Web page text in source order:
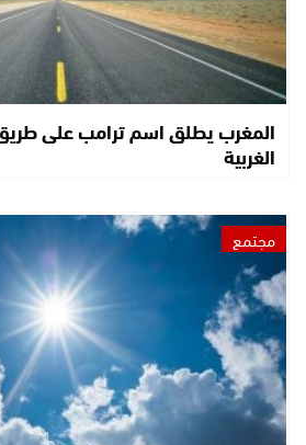
المغرب يطلق اسم ترامب على
الغربية
مجتمع